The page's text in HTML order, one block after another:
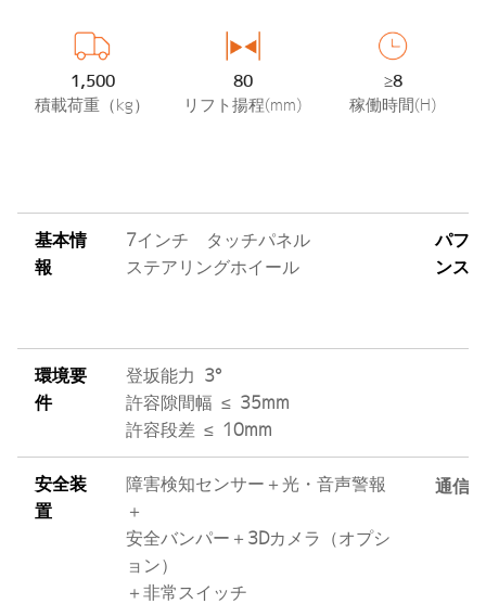
1,500
積載荷重（kg）
80
リフト揚程(mm)
≥8
稼働時間(H)
基本情
報
7インチ タッチパネル
ステアリングホイール
パフ
ンス
環境要
件
登坂能力 3°
許容隙間幅 ≤ 35mm
許容段差 ≤ 10mm
安全装
置
障害検知センサー＋光・音声警報
＋
安全バンパー＋ 3Dカメラ（オプシ
ョン）
＋非常スイッチ
通信